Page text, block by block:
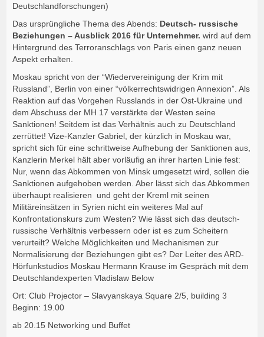
Deutschlandforschungen)
Das ursprüngliche Thema des Abends: Deutsch- russische
Beziehungen – Ausblick 2016 für Unternehmer.wird auf dem
Hintergrund des Terroranschlags von Paris einen ganz neuen
Aspekt erhalten.
Moskau spricht von der “Wiedervereinigung der Krim mit
Russland”, Berlin von einer “völkerrechtswidrigen Annexion”. Als
Reaktion auf das Vorgehen Russlands in der Ost-Ukraine und
dem Abschuss der MH 17 verstärkte der Westen seine
Sanktionen! Seitdem ist das Verhältnis auch zu Deutschland
zerrüttet! Vize-Kanzler Gabriel, der kürzlich in Moskau war,
spricht sich für eine schrittweise Aufhebung der Sanktionen aus,
Kanzlerin Merkel hält aber vorläufig an ihrer harten Linie fest:
Nur, wenn das Abkommen von Minsk umgesetzt wird, sollen die
Sanktionen aufgehoben werden. Aber lässt sich das Abkommen
überhaupt realisieren und geht der Kreml mit seinen
Militäreinsätzen in Syrien nicht ein weiteres Mal auf
Konfrontationskurs zum Westen? Wie lässt sich das deutsch-
russische Verhältnis verbessern oder ist es zum Scheitern
verurteilt? Welche Möglichkeiten und Mechanismen zur
Normalisierung der Beziehungen gibt es? Der Leiter des ARD-
Hörfunkstudios Moskau Hermann Krause im Gespräch mit dem
Deutschlandexperten Vladislaw Below
Ort: Club Projector – Slavyanskaya Square 2/5, building 3
Beginn: 19.00
ab 20.15 Networking und Buffet